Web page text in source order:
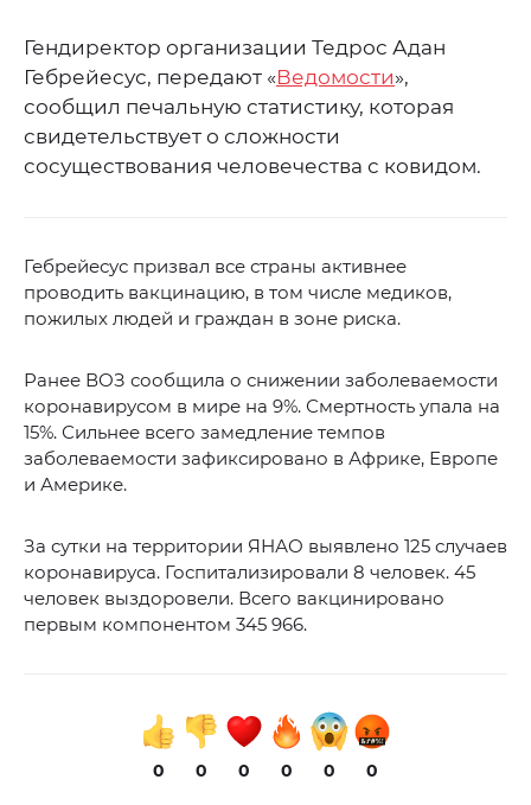
Гендиректор организации Тедрос Адан
Гебрейесус, передают «Ведомости»,
сообщил печальную статистику, которая
свидетельствует о сложности
сосуществования человечества с ковидом.
Гебрейесус призвал все страны активнее
проводить вакцинацию, в том числе медиков,
пожилых людей и граждан в зоне риска.
Ранее ВОЗ сообщила о снижении заболеваемости
коронавирусом в мире на 9%. Смертность упала на
15%. Сильнее всего замедление темпов
заболеваемости зафиксировано в Африке, Европе
и Америке.
За сутки на территории ЯНАО выявлено 125 случаев
коронавируса. Госпитализировали 8 человек. 45
человек выздоровели. Всего вакцинировано
первым компонентом 345 966.
0 0 0 0 0 0